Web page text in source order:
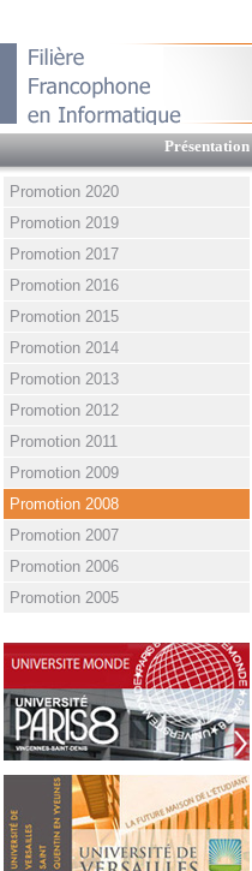
Présentation
Promotion 2020
Promotion 2019
Promotion 2017
Promotion 2016
Promotion 2015
Promotion 2014
Promotion 2013
Promotion 2012
Promotion 2011
Promotion 2009
Promotion 2008
Promotion 2007
Promotion 2006
Promotion 2005